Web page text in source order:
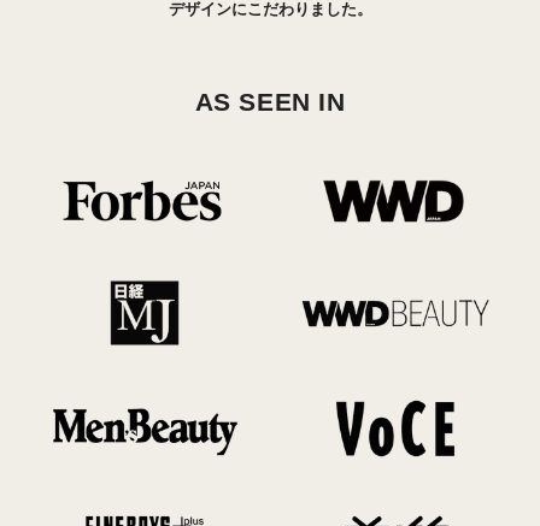
デザインにこだわりました。
AS SEEN IN